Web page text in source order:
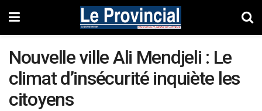
Nouvelle ville Ali Mendjeli : Le
climat d’insécurité inquiète les
citoyens